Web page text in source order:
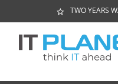
TWO YEARS